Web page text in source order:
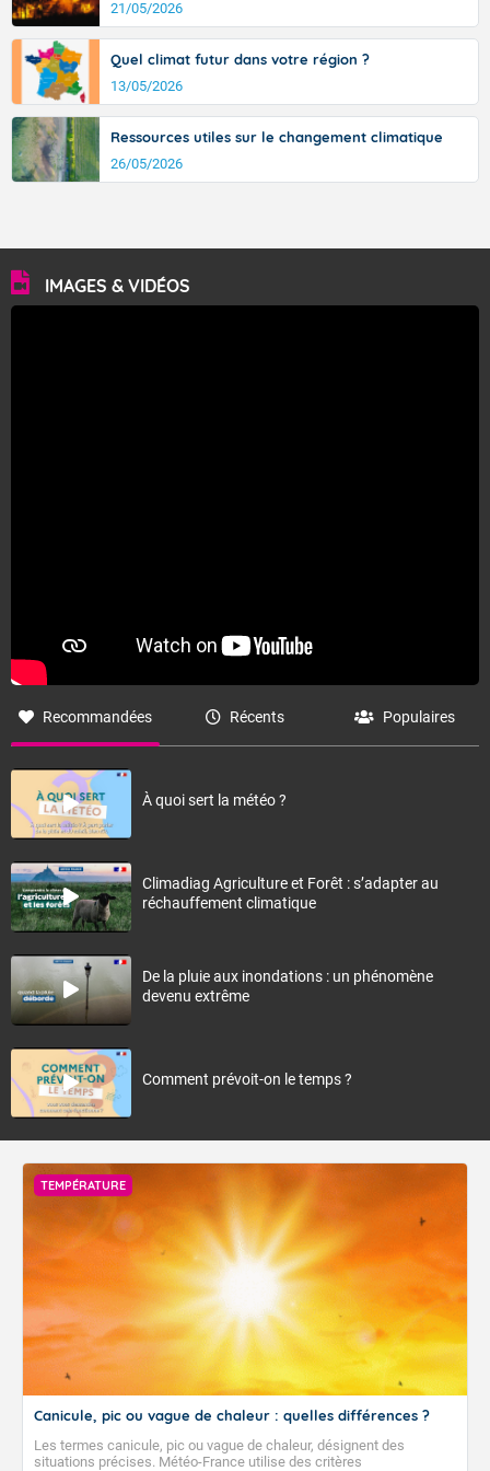
21/05/2026
Quel climat futur dans votre région ?
13/05/2026
Ressources utiles sur le changement climatique
26/05/2026
IMAGES & VIDÉOS
Recommandées Récents Populaires
À quoi sert la météo ?
Climadiag Agriculture et Forêt : s’adapter au
réchauffement climatique
De la pluie aux inondations : un phénomène
devenu extrême
Comment prévoit-on le temps ?
TEMPÉRATURE
Canicule, pic ou vague de chaleur : quelles différences ?
Les termes canicule, pic ou vague de chaleur, désignent des
situations précises. Météo-France utilise des critères